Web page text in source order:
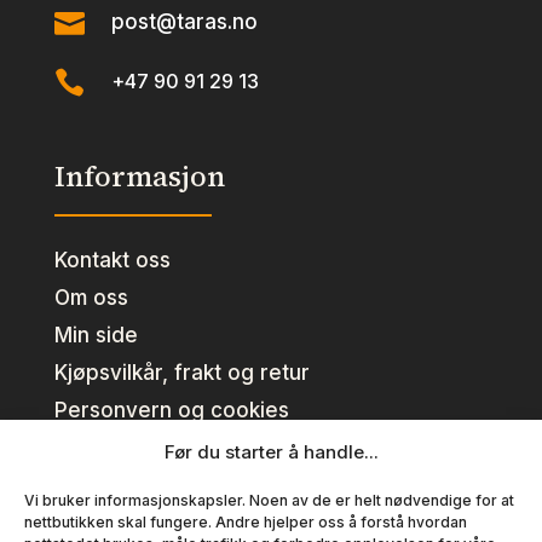
Før du starter å handle...
Vi bruker informasjonskapsler. Noen av de er helt nødvendige for at
nettbutikken skal fungere. Andre hjelper oss å forstå hvordan
 post@taras.no
 +47 90 91 29 13
Informasjon
Kontakt oss
Om oss
Min side
Kjøpsvilkår, frakt og retur
Personvern og cookies